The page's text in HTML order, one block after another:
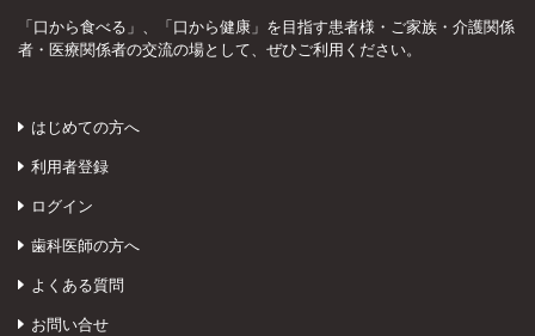
「口から食べる」、「口から健康」を目指す患者様・ご家族・介護関係
者・医療関係者の交流の場として、ぜひご利用ください。
はじめての方へ
利用者登録
ログイン
歯科医師の方へ
よくある質問
お問い合せ